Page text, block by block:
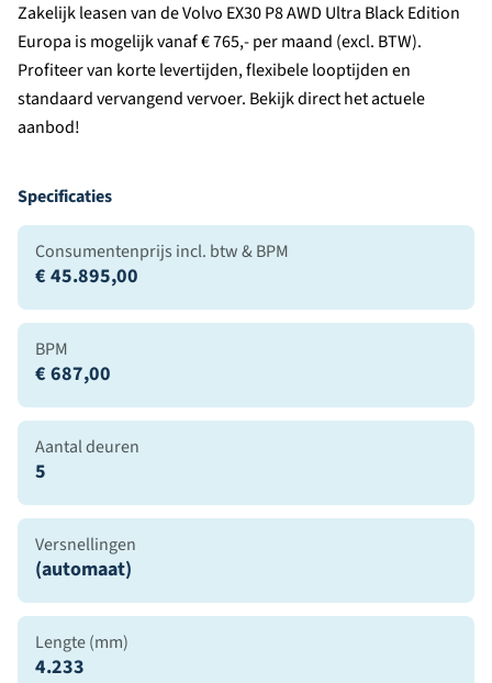
Zakelijk leasen van de Volvo EX30 P8 AWD Ultra Black Edition
Europa is mogelijk vanaf € 765,- per maand (excl. BTW).
Profiteer van korte levertijden, flexibele looptijden en
standaard vervangend vervoer. Bekijk direct het actuele
aanbod!
Specificaties
Consumentenprijs incl. btw & BPM
€ 45.895,00
BPM
€ 687,00
Aantal deuren
5
Versnellingen
(automaat)
Lengte (mm)
4.233